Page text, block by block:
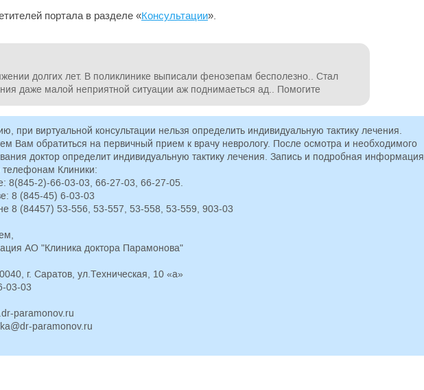
индекс (в идеале –
шейки матки программа ВРТ
лечение шейки матки)
крови (при выявлении и
цитомегаловирусу,
на 2-5 день менструального цикла:
ТТГ, Т4 свободный, антитела к
крови
объема яичников и оценкой
с целью оценки эндометрия и
портала в разделе «Консультации».
долгих лет. В поликлинике выписали фенозепам бесполезно.. Стал
даже малой неприятной ситуации аж поднимаеться ад.. Помогите
при виртуальной консультации нельзя определить индивидуальную тактику лечения.
Вам обратиться на первичный прием к врачу неврологу. После осмотра и необходимого
доктор определит индивидуальную тактику лечения. Запись и подробная информация
телефонам Клиники:
8(845-2)-66-03-03, 66-27-03, 66-27-05.
8 (845-45) 6-03-03
8 (84457) 53-556, 53-557, 53-558, 53-559, 903-03
АО "Клиника доктора Парамонова"
г. Саратов, ул.Техническая, 10 «а»
03-03
www.dr-paramonov.ru
paramonov.ru